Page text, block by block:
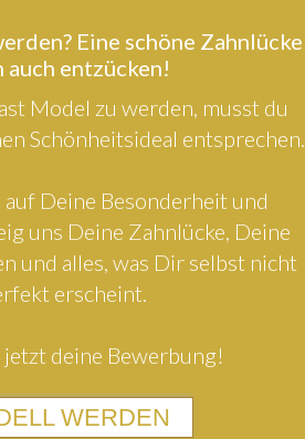
Eine schöne Zahnlücke
auch entzücken!
Model zu werden, musst du
Schönheitsideal entsprechen.
Deine Besonderheit und
uns Deine Zahnlücke, Deine
und alles, was Dir selbst nicht
erscheint.
jetzt deine Bewerbung!
WERDEN